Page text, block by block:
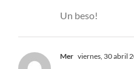
Un beso!
Mer viernes, 30 abril